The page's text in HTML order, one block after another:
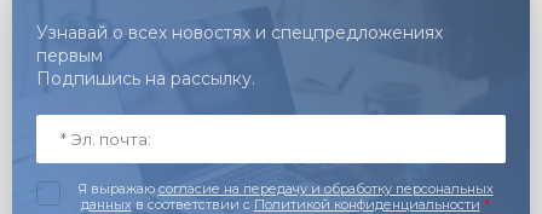
Узнавай о всех новостях и спецпредложениях
первым
Подпишись на рассылку.
Я выражаю согласие на передачу и обработку персональных
данныхв соответствии с Политикой конфиденциальности *